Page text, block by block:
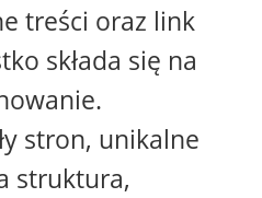
treści oraz link
składa się na
stron, unikalne
struktura,